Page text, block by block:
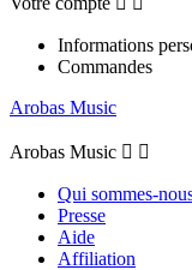
Informations
Commandes
Arobas Music
Arobas Music  
Qui sommes-
Presse
Aide
Affiliation